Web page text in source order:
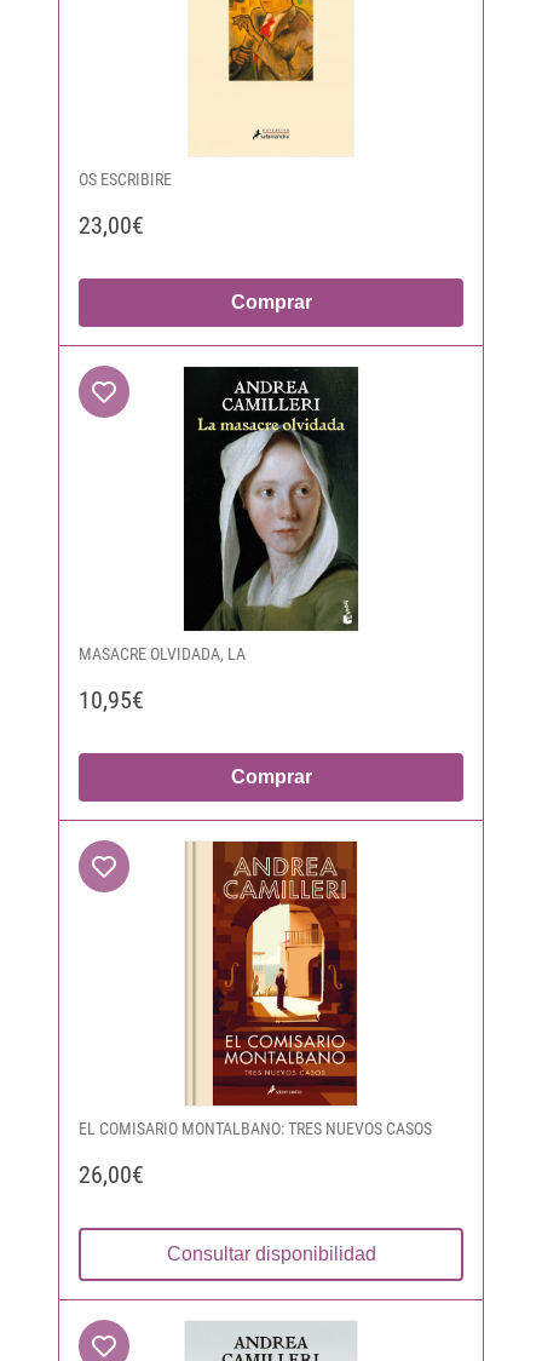
OS ESCRIBIRE
23,00€
Comprar
MASACRE OLVIDADA, LA
10,95€
Comprar
EL COMISARIO MONTALBANO: TRES NUEVOS CASOS
26,00€
Consultar disponibilidad